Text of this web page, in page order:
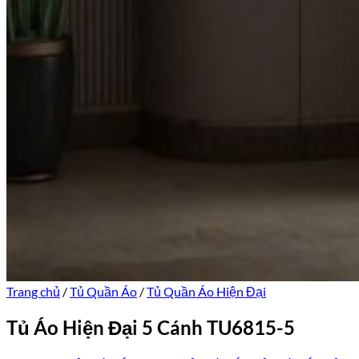
Trang chủ /Tủ Quần Áo /Tủ Quần Áo Hiện Đại
Tủ Áo Hiện Đại 5 Cánh TU6815-5